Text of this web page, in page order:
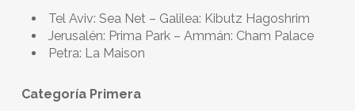
Tel Aviv: Sea Net – Galilea: Kibutz Hagoshrim
Jerusalén: Prima Park – Ammán: Cham Palace
Petra: La Maison
Categoría Primera